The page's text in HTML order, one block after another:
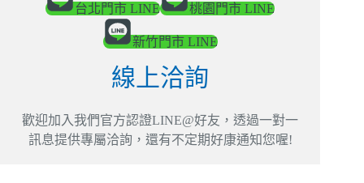
台北門市 LINE 桃園門市 LINE
新竹門市 LINE
線上洽詢
歡迎加入我們官方認證LINE@好友，透過一對一
訊息提供專屬洽詢，還有不定期好康通知您喔!